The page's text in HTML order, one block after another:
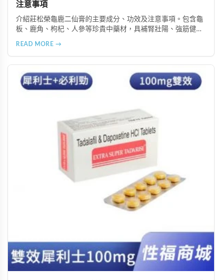
注意事項
介紹莊松榮龜鹿二仙膏的主要成分、功效及注意事項。包含龜
板、鹿角、枸杞、人參等珍貴中藥材，具補腎壯陽、強筋健
READ MORE →